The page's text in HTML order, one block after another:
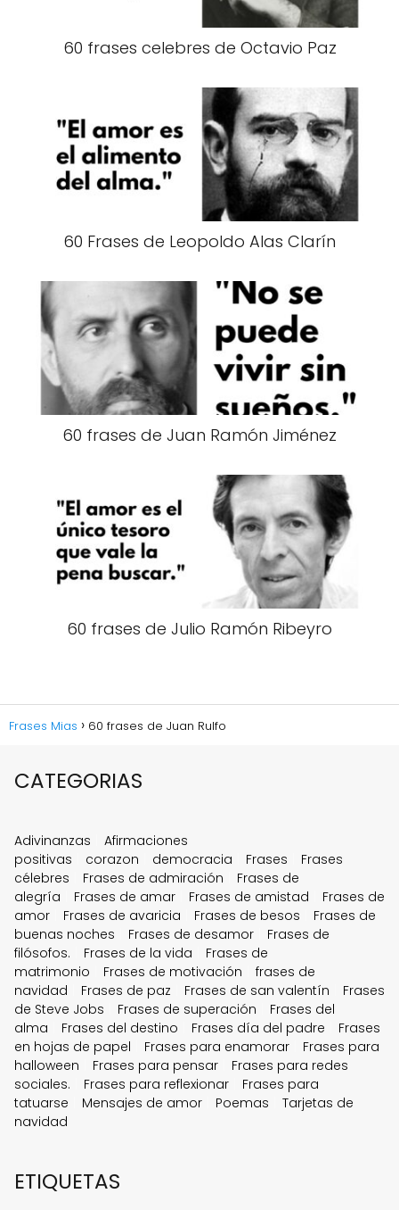
60 frases celebres de Octavio Paz
60 Frases de Leopoldo Alas Clarín
60 frases de Juan Ramón Jiménez
60 frases de Julio Ramón Ribeyro
Frases Mias 60 frases de Juan Rulfo
CATEGORIAS
Adivinanzas
Afirmaciones
positivas
corazon democracia Frases
Frases
célebres
Frases de admiración
Frases de
alegría
Frases de amar Frases de amistad
Frases de
amor
Frases de avaricia Frases de besos
Frases de
buenas noches
Frases de desamor
Frases de
filósofos.
Frases de la vida
Frases de
matrimonio
Frases de motivación
frases de
navidad
Frases de paz Frases de san valentín
Frases
de Steve Jobs
Frases de superación
Frases del
alma
Frases del destino Frases día del padre
Frases
en hojas de papel
Frases para enamorar
Frases para
halloween
Frases para pensar
Frases para redes
sociales.
Frases para reflexionar
Frases para
tatuarse
Mensajes de amor Poemas
Tarjetas de
navidad
ETIQUETAS